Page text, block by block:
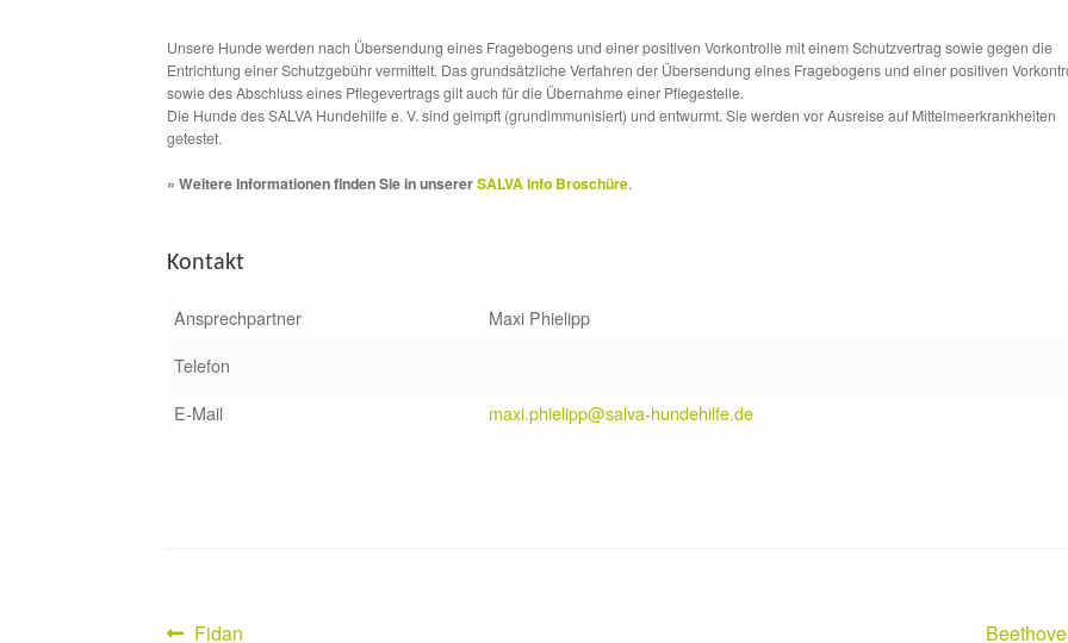
Unsere Hunde werden nach Übersendung eines Fragebogens und einer positiven Vorkontrolle mit einem Schutzvertrag sowie gegen die
Entrichtung einer Schutzgebühr vermittelt. Das grundsätzliche Verfahren der Übersendung eines Fragebogens und einer positiven
sowie des Abschluss eines Pflegevertrags gilt auch für die Übernahme einer Pflegestelle.
Die Hunde des SALVA Hundehilfe e. V. sind geimpft (grundimmunisiert) und entwurmt. Sie werden vor Ausreise auf Mittelmeerkrankheiten
getestet.
» Weitere Informationen finden Sie in unsererSALVA Info Broschüre.
Kontakt
Ansprechpartner
Maxi Phielipp
Telefon
E-Mail
maxi.phielipp@salva-hundehilfe.de
Vorheriger
Fidan Nächster